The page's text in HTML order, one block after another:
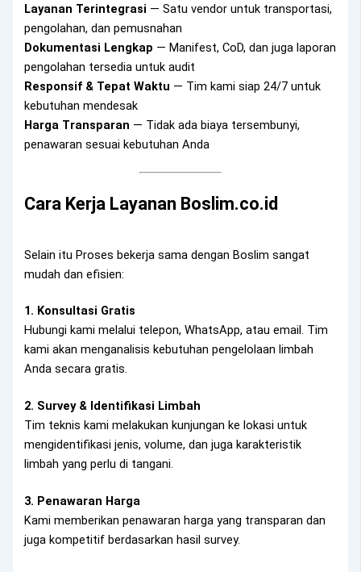
Layanan Terintegrasi — Satu vendor untuk transportasi,
pengolahan, dan pemusnahan
Dokumentasi Lengkap — Manifest, CoD, dan juga laporan
pengolahan tersedia untuk audit
Responsif & Tepat Waktu — Tim kami siap 24/7 untuk
kebutuhan mendesak
Harga Transparan — Tidak ada biaya tersembunyi,
penawaran sesuai kebutuhan Anda
Cara Kerja Layanan Boslim.co.id
Selain itu Proses bekerja sama dengan Boslim sangat
mudah dan efisien:
1. Konsultasi Gratis
Hubungi kami melalui telepon, WhatsApp, atau email. Tim
kami akan menganalisis kebutuhan pengelolaan limbah
Anda secara gratis.
2. Survey & Identifikasi Limbah
Tim teknis kami melakukan kunjungan ke lokasi untuk
mengidentifikasi jenis, volume, dan juga karakteristik
limbah yang perlu di tangani.
3. Penawaran Harga
Kami memberikan penawaran harga yang transparan dan
juga kompetitif berdasarkan hasil survey.